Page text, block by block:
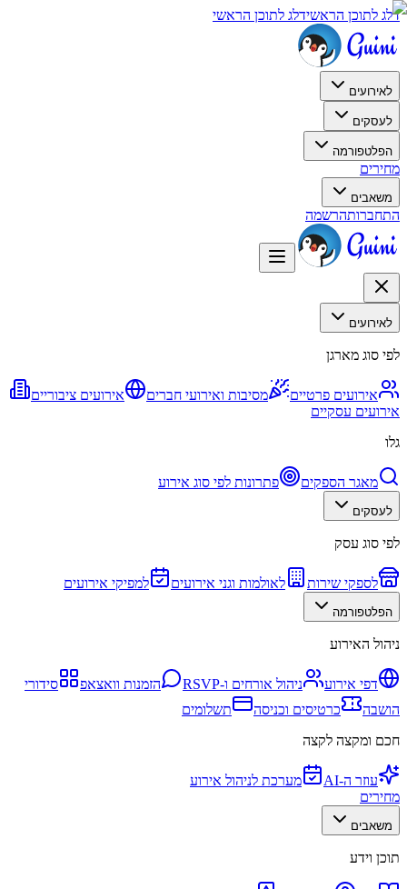
דלג לתוכן הראשידלג לתוכן הראשי
לאירועים
לעסקים
הפלטפורמה
מחירים
משאבים
התחברותהרשמה
לאירועים
לפי סוג מארגן
אירועים פרטיים מסיבות ואירועי חברים
אירועים ציבוריים
אירועים עסקיים
גלו
מאגר הספקים פתרונות לפי סוג אירוע
לעסקים
לפי סוג עסק
לספקי שירות לאולמות וגני אירועים למפיקי אירועים
הפלטפורמה
ניהול האירוע
דפי אירוע ניהול אורחים ו-RSVP הזמנות וואצאפ
סידורי
הושבה
כרטיסים וכניסה
תשלומים
חכם ומקצה לקצה
עוזר ה-AI
מערכת לניהול אירוע
מחירים
משאבים
תוכן וידע